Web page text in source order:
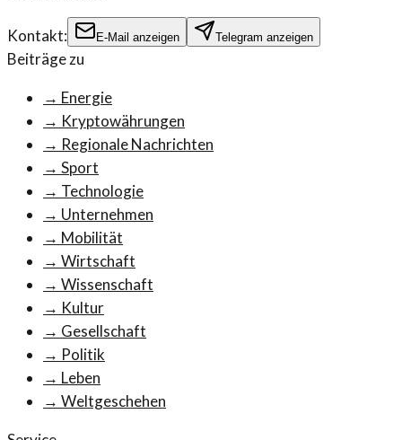
Kontakt: E-Mail anzeigen Telegram anzeigen
Beiträge zu
→ Energie
→ Kryptowährungen
→ Regionale Nachrichten
→ Sport
→ Technologie
→ Unternehmen
→ Mobilität
→ Wirtschaft
→ Wissenschaft
→ Kultur
→ Gesellschaft
→ Politik
→ Leben
→ Weltgeschehen